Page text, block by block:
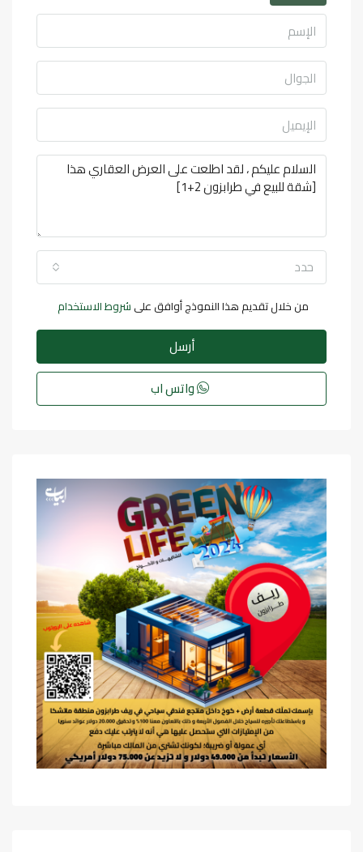
حدد
من خلال تقديم هذا النموذج أوافق على شروط الاستخدام
أرسل
واتس اب